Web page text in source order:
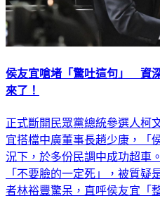
侯友宜嗆堵「驚吐這句」 資
來了！
正式斷開民眾黨總統參選人柯
宜搭檔中廣董事長趙少康，「
況下，於多份民調中成功超車
「不要臉的一定死」，被質疑
者林裕豐驚呆，直呼侯友宜「